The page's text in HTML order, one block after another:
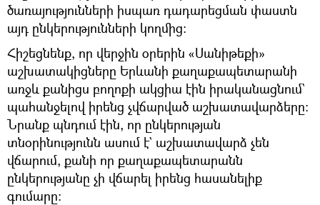
ծառայությունների իսպառ դադարեցման փաստն
այդ ընկերությունների կողմից։
Հիշեցնենք, որ վերջին օրերին «Սանիթեքի»
աշխատակիցները Երևանի քաղաքապետարանի
առջև քանիցս բողոքի ակցիա էին իրականացնում`
պահանջելով իրենց չվճարված աշխատավարձերը։
Նրանք պնդում էին, որ ընկերության
տնօրինությունն ասում է` աշխատավարձ չեն
վճարում, քանի որ քաղաքապետարանն
ընկերությանը չի վճարել իրենց հասանելիք
գումարը։